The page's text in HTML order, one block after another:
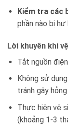
Kiểm tra các
phần nào bị
Lời khuyên khi
Tắt nguồn
Không sử
tránh gây
Thực hiện vệ
(khoảng 1-3